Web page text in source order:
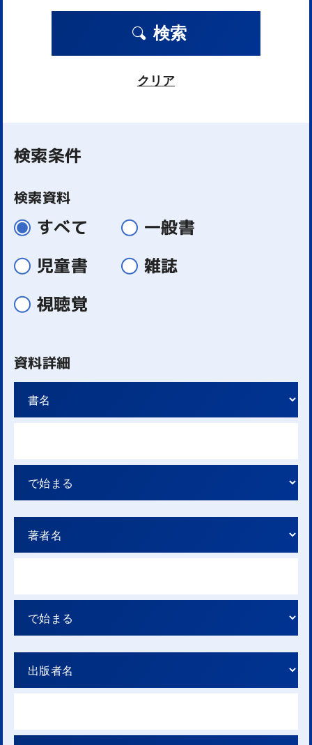
検索
クリア
検索条件
検索資料
すべて
一般書
児童書
雑誌
視聴覚
資料詳細